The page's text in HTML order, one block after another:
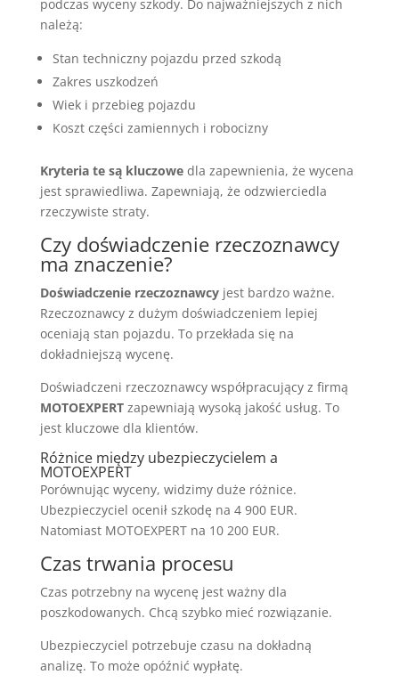
podczas wyceny szkody. Do najważniejszych z nich
należą:
Stan techniczny pojazdu przed szkodą
Zakres uszkodzeń
Wiek i przebieg pojazdu
Koszt części zamiennych i robocizny
Kryteria te są kluczowedla zapewnienia, że wycena
jest sprawiedliwa. Zapewniają, że odzwierciedla
rzeczywiste straty.
Czy doświadczenie rzeczoznawcy
ma znaczenie?
Doświadczenie rzeczoznawcyjest bardzo ważne.
Rzeczoznawcy z dużym doświadczeniem lepiej
oceniają stan pojazdu. To przekłada się na
dokładniejszą wycenę.
Doświadczeni rzeczoznawcy współpracujący z firmą
MOTOEXPERTzapewniają wysoką jakość usług. To
jest kluczowe dla klientów.
Różnice między ubezpieczycielem a
MOTOEXPERT
Porównując wyceny, widzimy duże różnice.
Ubezpieczyciel ocenił szkodę na 4 900 EUR.
Natomiast MOTOEXPERT na 10 200 EUR.
Czas trwania procesu
Czas potrzebny na wycenę jest ważny dla
poszkodowanych. Chcą szybko mieć rozwiązanie.
Ubezpieczyciel potrzebuje czasu na dokładną
analizę. To może opóźnić wypłatę.